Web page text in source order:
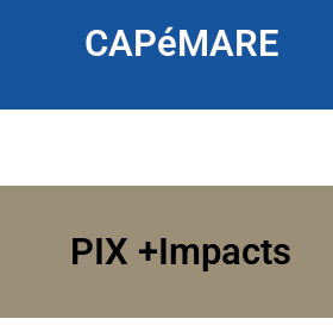
CAPéMARE
PIX +Impacts